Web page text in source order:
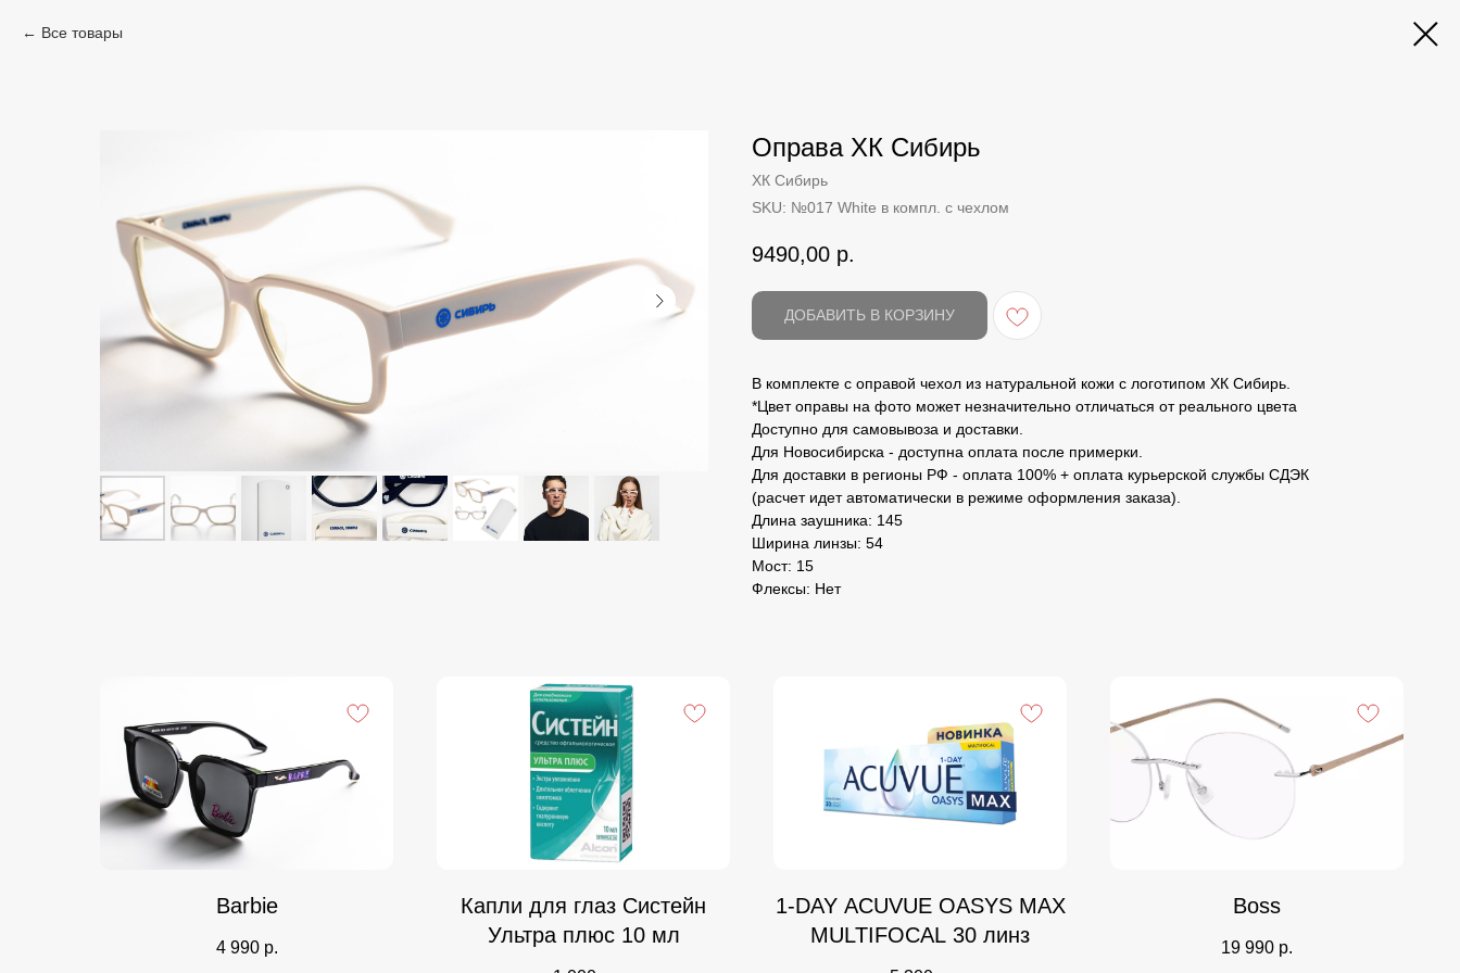
Все товары
Оправа ХК Сибирь
ХК Сибирь
SKU: №017 White в компл. с чехлом
9490,00 р.
ДОБАВИТЬ В КОРЗИНУ
В комплекте с оправой чехол из натуральной кожи с логотипом ХК Сибирь.
*Цвет оправы на фото может незначительно отличаться от реального цвета
Доступно для самовывоза и доставки.
Для Новосибирска - доступна оплата после примерки.
Для доставки в регионы РФ - оплата 100% + оплата курьерской службы СДЭК
(расчет идет автоматически в режиме оформления заказа).
Длина заушника: 145
Ширина линзы: 54
Мост: 15
Флексы: Нет
Barbie
4 990 р.
Капли для глаз Систейн
Ультра плюс 10 мл
1-DAY ACUVUE OASYS MAX
MULTIFOCAL 30 линз
Boss
19 990 р.